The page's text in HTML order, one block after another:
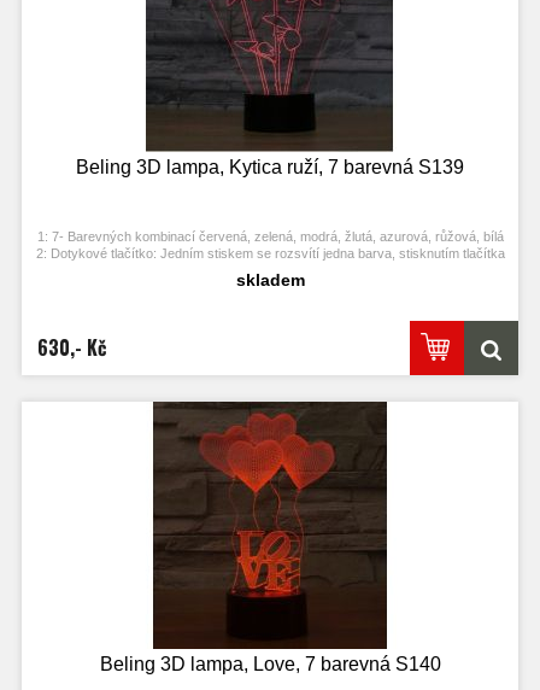
Beling 3D lampa, Kytica ruží, 7 barevná S139
1: 7- Barevných kombinací červená, zelená, modrá, žlutá, azurová, růžová, bílá
2: Dotykové tlačítko: Jedním stiskem se rozsvítí jedna barva, stisknutím tlačítka
3: Automaticky režim změny barvy. Stiskněte dotykové tlačítko na poslední
4: S napájecím adaptérem USB jej můžete připojit k domácí zásuvce nebo k
5: Úspora energie. Výkon: 0.012kw.h / 24 hodin, Životnost LED: 50000 hodin
skladem
630,- Kč
Beling 3D lampa, Love, 7 barevná S140